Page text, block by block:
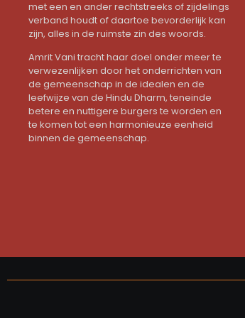
met een en ander rechtstreeks of zijdelings
verband houdt of daartoe bevorderlijk kan
zijn, alles in de ruimste zin des woords.
Amrit Vani tracht haar doel onder meer te
verwezenlijken door het onderrichten van
de gemeenschap in de idealen en de
leefwijze van de Hindu Dharm, teneinde
betere en nuttigere burgers te worden en
te komen tot een harmonieuze eenheid
binnen de gemeenschap.